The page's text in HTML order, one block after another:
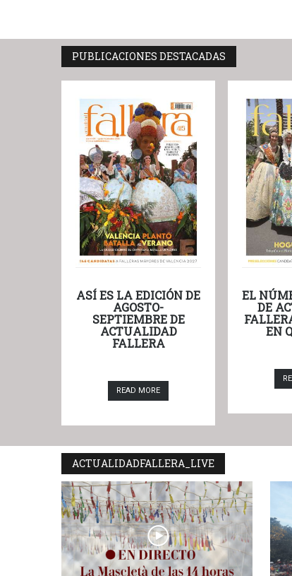
PUBLICACIONES DESTACADAS
ASÍ ES LA EDICIÓN DE
AGOSTO-
SEPTIEMBRE DE
ACTUALIDAD
FALLERA
READ MORE
EL
DE
EN
ACTUALIDADFALLERA_LIVE